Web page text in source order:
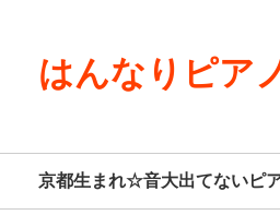
はんなりピア
京都生まれ☆音大出てないピ